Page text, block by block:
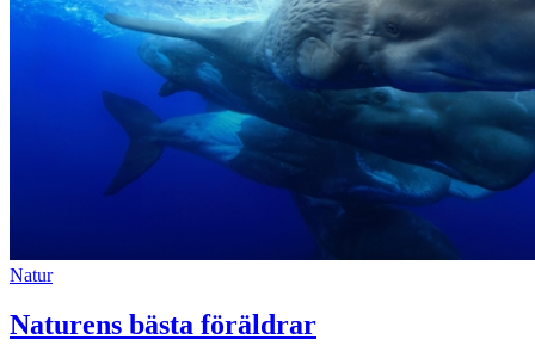
Natur
Naturens bästa föräldrar